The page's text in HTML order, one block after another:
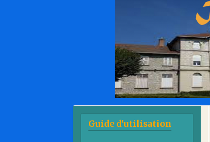
Guide d'utilisation